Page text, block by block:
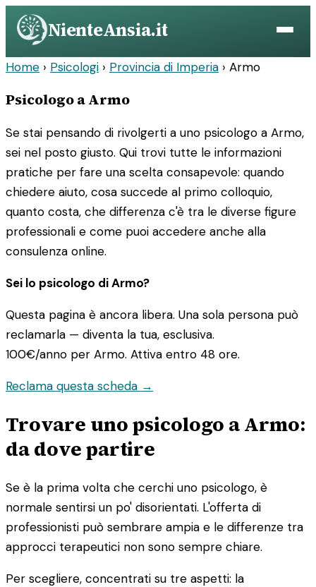
Vai
contenuto
NienteAnsia.it
Home › Psicologi › Provincia di Imperia › Armo
Psicologo a Armo
Se stai pensando di rivolgerti a uno psicologo a Armo,
sei nel posto giusto. Qui trovi tutte le informazioni
pratiche per fare una scelta consapevole: quando
chiedere aiuto, cosa succede al primo colloquio,
quanto costa, che differenza c'è tra le diverse figure
professionali e come puoi accedere anche alla
consulenza online.
Sei lo psicologo di Armo?
Questa pagina è ancora libera. Una sola persona può
reclamarla — diventa la tua, esclusiva.
100€/anno per Armo. Attiva entro 48 ore.
Reclama questa scheda →
Trovare uno psicologo a Armo:
da dove partire
Se è la prima volta che cerchi uno psicologo, è
normale sentirsi un po' disorientati. L'offerta di
professionisti può sembrare ampia e le differenze tra
approcci terapeutici non sono sempre chiare.
Per scegliere, concentrati su tre aspetti: la